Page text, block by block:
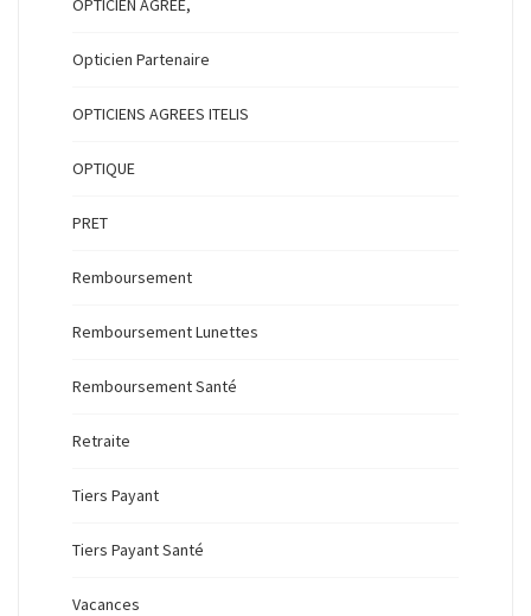
OPTICIEN AGREE,
Opticien Partenaire
OPTICIENS AGREES ITELIS
OPTIQUE
PRET
Remboursement
Remboursement Lunettes
Remboursement Santé
Retraite
Tiers Payant
Tiers Payant Santé
Vacances